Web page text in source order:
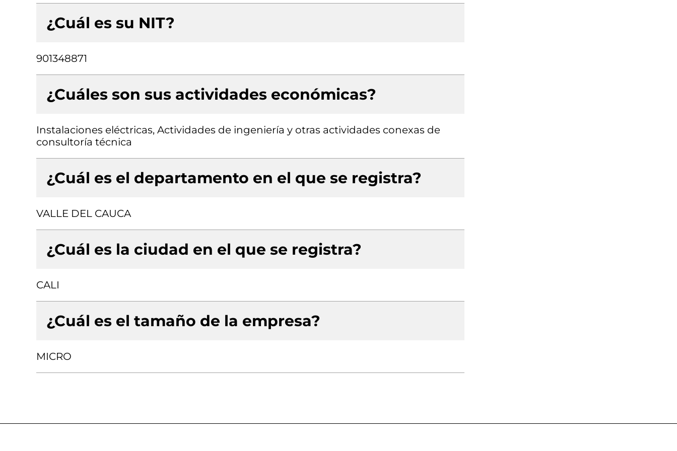
¿Cuál es su NIT?
901348871
¿Cuáles son sus actividades económicas?
Instalaciones eléctricas, Actividades de ingeniería y otras actividades conexas de
consultoría técnica
¿Cuál es el departamento en el que se registra?
VALLE DEL CAUCA
¿Cuál es la ciudad en el que se registra?
CALI
¿Cuál es el tamaño de la empresa?
MICRO